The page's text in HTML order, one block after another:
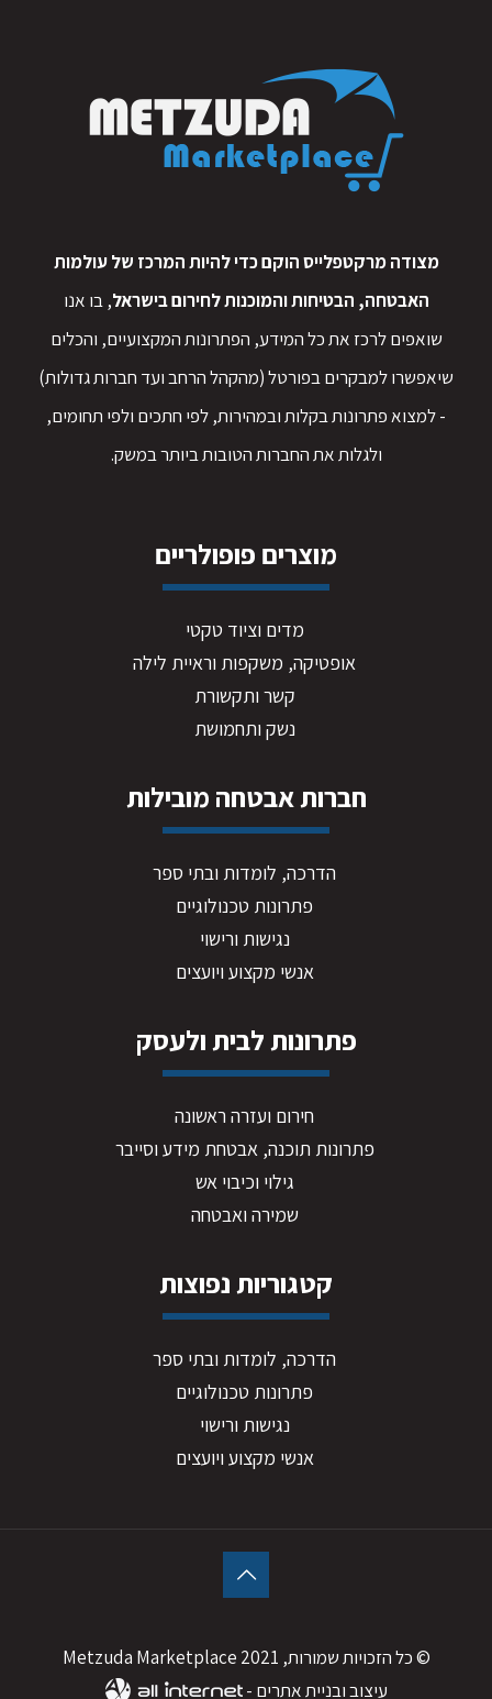
מצודה מרקטפלייס הוקם כדי להיות המרכז של עולמות
האבטחה, הבטיחות והמוכנות לחירום בישראל, בו אנו
שואפים לרכז את כל המידע, הפתרונות המקצועיים, והכלים
שיאפשרו למבקרים בפורטל (מהקהל הרחב ועד חברות גדולות)
- למצוא פתרונות בקלות ובמהירות, לפי חתכים ולפי תחומים,
ולגלות את החברות הטובות ביותר במשק.
מוצרים פופולריים
מדים וציוד טקטי
אופטיקה, משקפות וראיית לילה
קשר ותקשורת
נשק ותחמושת
חברות אבטחה מובילות
הדרכה, לומדות ובתי ספר
פתרונות טכנולוגיים
נגישות ורישוי
אנשי מקצוע ויועצים
פתרונות לבית ולעסק
חירום ועזרה ראשונה
פתרונות תוכנה, אבטחת מידע וסייבר
גילוי וכיבוי אש
שמירה ואבטחה
קטגוריות נפוצות
הדרכה, לומדות ובתי ספר
פתרונות טכנולוגיים
נגישות ורישוי
אנשי מקצוע ויועצים
© כל הזכויות שמורות, 2021 Metzuda Marketplace
עיצוב ובניית אתרים -